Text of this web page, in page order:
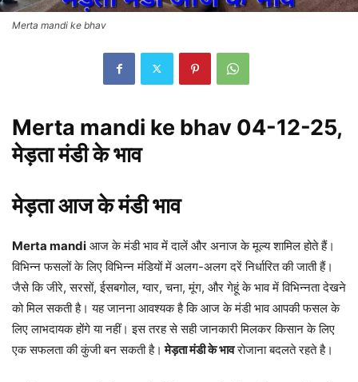
Merta mandi ke bhav
Merta mandi ke bhav 04-12-25,
मेड़ता मंडी के भाव
मेड़ता आज के मंडी भाव
Merta mandi आज के मंडी भाव में दालें और अनाज के मूल्य शामिल होते हैं।
विभिन्न फसलों के लिए विभिन्न मंडियों में अलग-अलग दरें निर्धारित की जाती हैं।
जैसे कि जीरे, सरसों, ईसबगोल, ग्वार, चना, मूंग, और गेहूं के भाव में विभिन्नता देखने
को मिल सकती है। यह जानना आवश्यक है कि आज के मंडी भाव आपकी फसल के
लिए लाभदायक होंगे या नहीं। इस तरह से सही जानकारी मिलकर किसान के लिए
एक सफलता की कुंजी बन सकती है। मेड़ता मंडी के भावरोजाना बदलते रहते है।